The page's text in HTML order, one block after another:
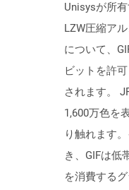
Unisysが所
LZW圧縮ア
について、
ビットを許
されます。
1,600万色を
り触れます
き、GIFは低
を消費する